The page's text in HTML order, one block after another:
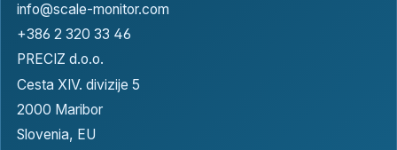
info@scale-monitor.com
+386 2 320 33 46
PRECIZ d.o.o.
Cesta XIV. divizije 5
2000 Maribor
Slovenia, EU